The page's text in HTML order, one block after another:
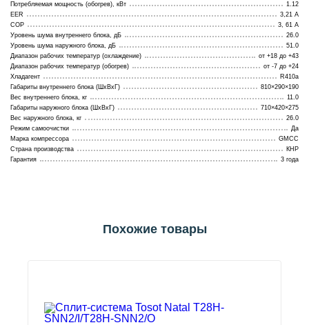
Потребляемая мощность (обогрев), кВт
1.12
EER
3,21 А
COP
3, 61 А
Уровень шума внутреннего блока, дБ
26.0
Уровень шума наружного блока, дБ
51.0
Диапазон рабочих температур (охлаждение)
от +18 до +43
Диапазон рабочих температур (обогрев)
от -7 до +24
Хладагент
R410a
Габариты внутреннего блока (ШхВхГ)
810×290×190
Вес внутреннего блока, кг
11.0
Габариты наружного блока (ШхВхГ)
710×420×275
Вес наружного блока, кг
26.0
Режим самоочистки
Да
Марка компрессора
GMCC
Страна производства
КНР
Гарантия
3 года
Похожие товары